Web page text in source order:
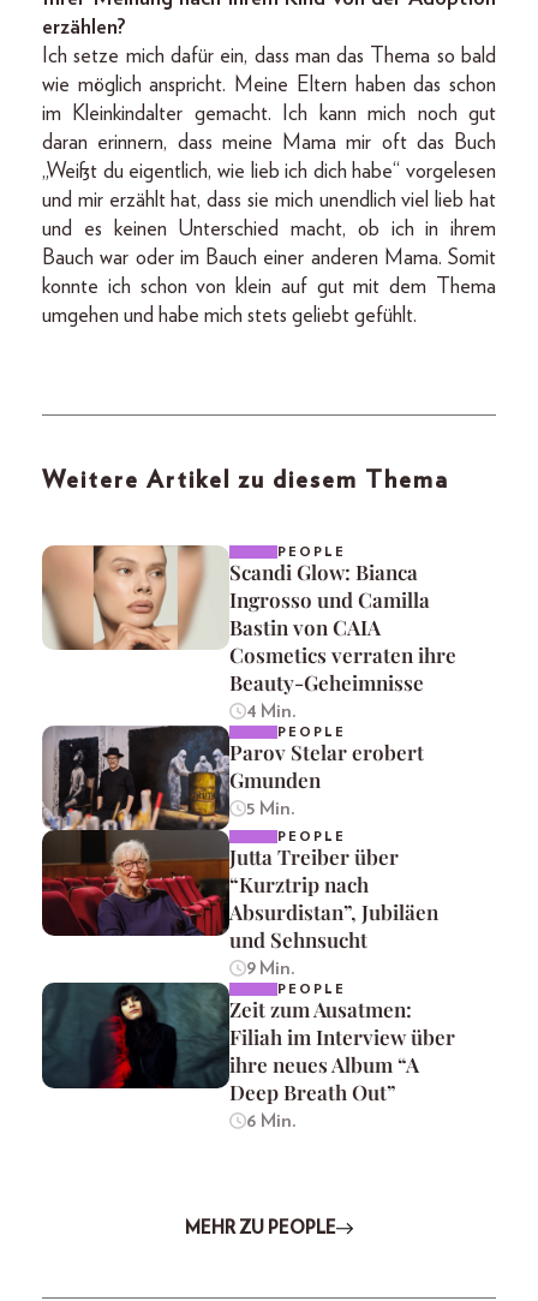
erzählen?
Ich setze mich dafür ein, dass man das Thema so bald
wie möglich anspricht. Meine Eltern haben das schon
im Kleinkindalter gemacht. Ich kann mich noch gut
daran erinnern, dass meine Mama mir oft das Buch
„Weißt du eigentlich, wie lieb ich dich habe“ vorgelesen
und mir erzählt hat, dass sie mich unendlich viel lieb hat
und es keinen Unterschied macht, ob ich in ihrem
Bauch war oder im Bauch einer anderen Mama. Somit
konnte ich schon von klein auf gut mit dem Thema
umgehen und habe mich stets geliebt gefühlt.
Weitere Artikel zu diesem Thema
PEOPLE
Scandi Glow: Bianca
Ingrosso und Camilla
Bastin von CAIA
Cosmetics verraten ihre
Beauty-Geheimnisse
4 Min.
PEOPLE
Parov Stelar erobert
Gmunden
5 Min.
PEOPLE
Jutta Treiber über
“Kurztrip nach
Absurdistan”, Jubiläen
und Sehnsucht
9 Min.
PEOPLE
Zeit zum Ausatmen:
Filiah im Interview über
ihre neues Album “A
Deep Breath Out”
6 Min.
MEHR ZU PEOPLE